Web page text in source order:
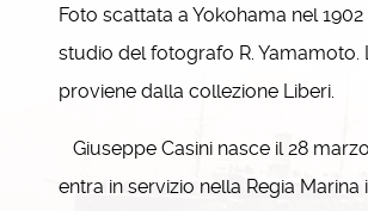
Foto scattata a Yokohama nel
studio del fotografo R. Yamamoto.
proviene dalla collezione Liberi.
Giuseppe Casini nasce il 28
entra in servizio nella Regia Marina